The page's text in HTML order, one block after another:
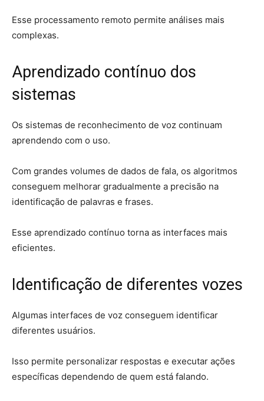
Esse processamento remoto permite análises mais
complexas.
Aprendizado contínuo dos
sistemas
Os sistemas de reconhecimento de voz continuam
aprendendo com o uso.
Com grandes volumes de dados de fala, os algoritmos
conseguem melhorar gradualmente a precisão na
identificação de palavras e frases.
Esse aprendizado contínuo torna as interfaces mais
eficientes.
Identificação de diferentes vozes
Algumas interfaces de voz conseguem identificar
diferentes usuários.
Isso permite personalizar respostas e executar ações
específicas dependendo de quem está falando.